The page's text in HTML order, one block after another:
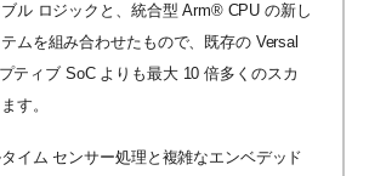
ル ロジックと、統合型 Arm® CPU の新し
ムを組み合わせたもので、既存の Versal
ティブ SoC よりも最大 10 倍多くのスカ
す。
イム センサー処理と複雑なエンベデッド